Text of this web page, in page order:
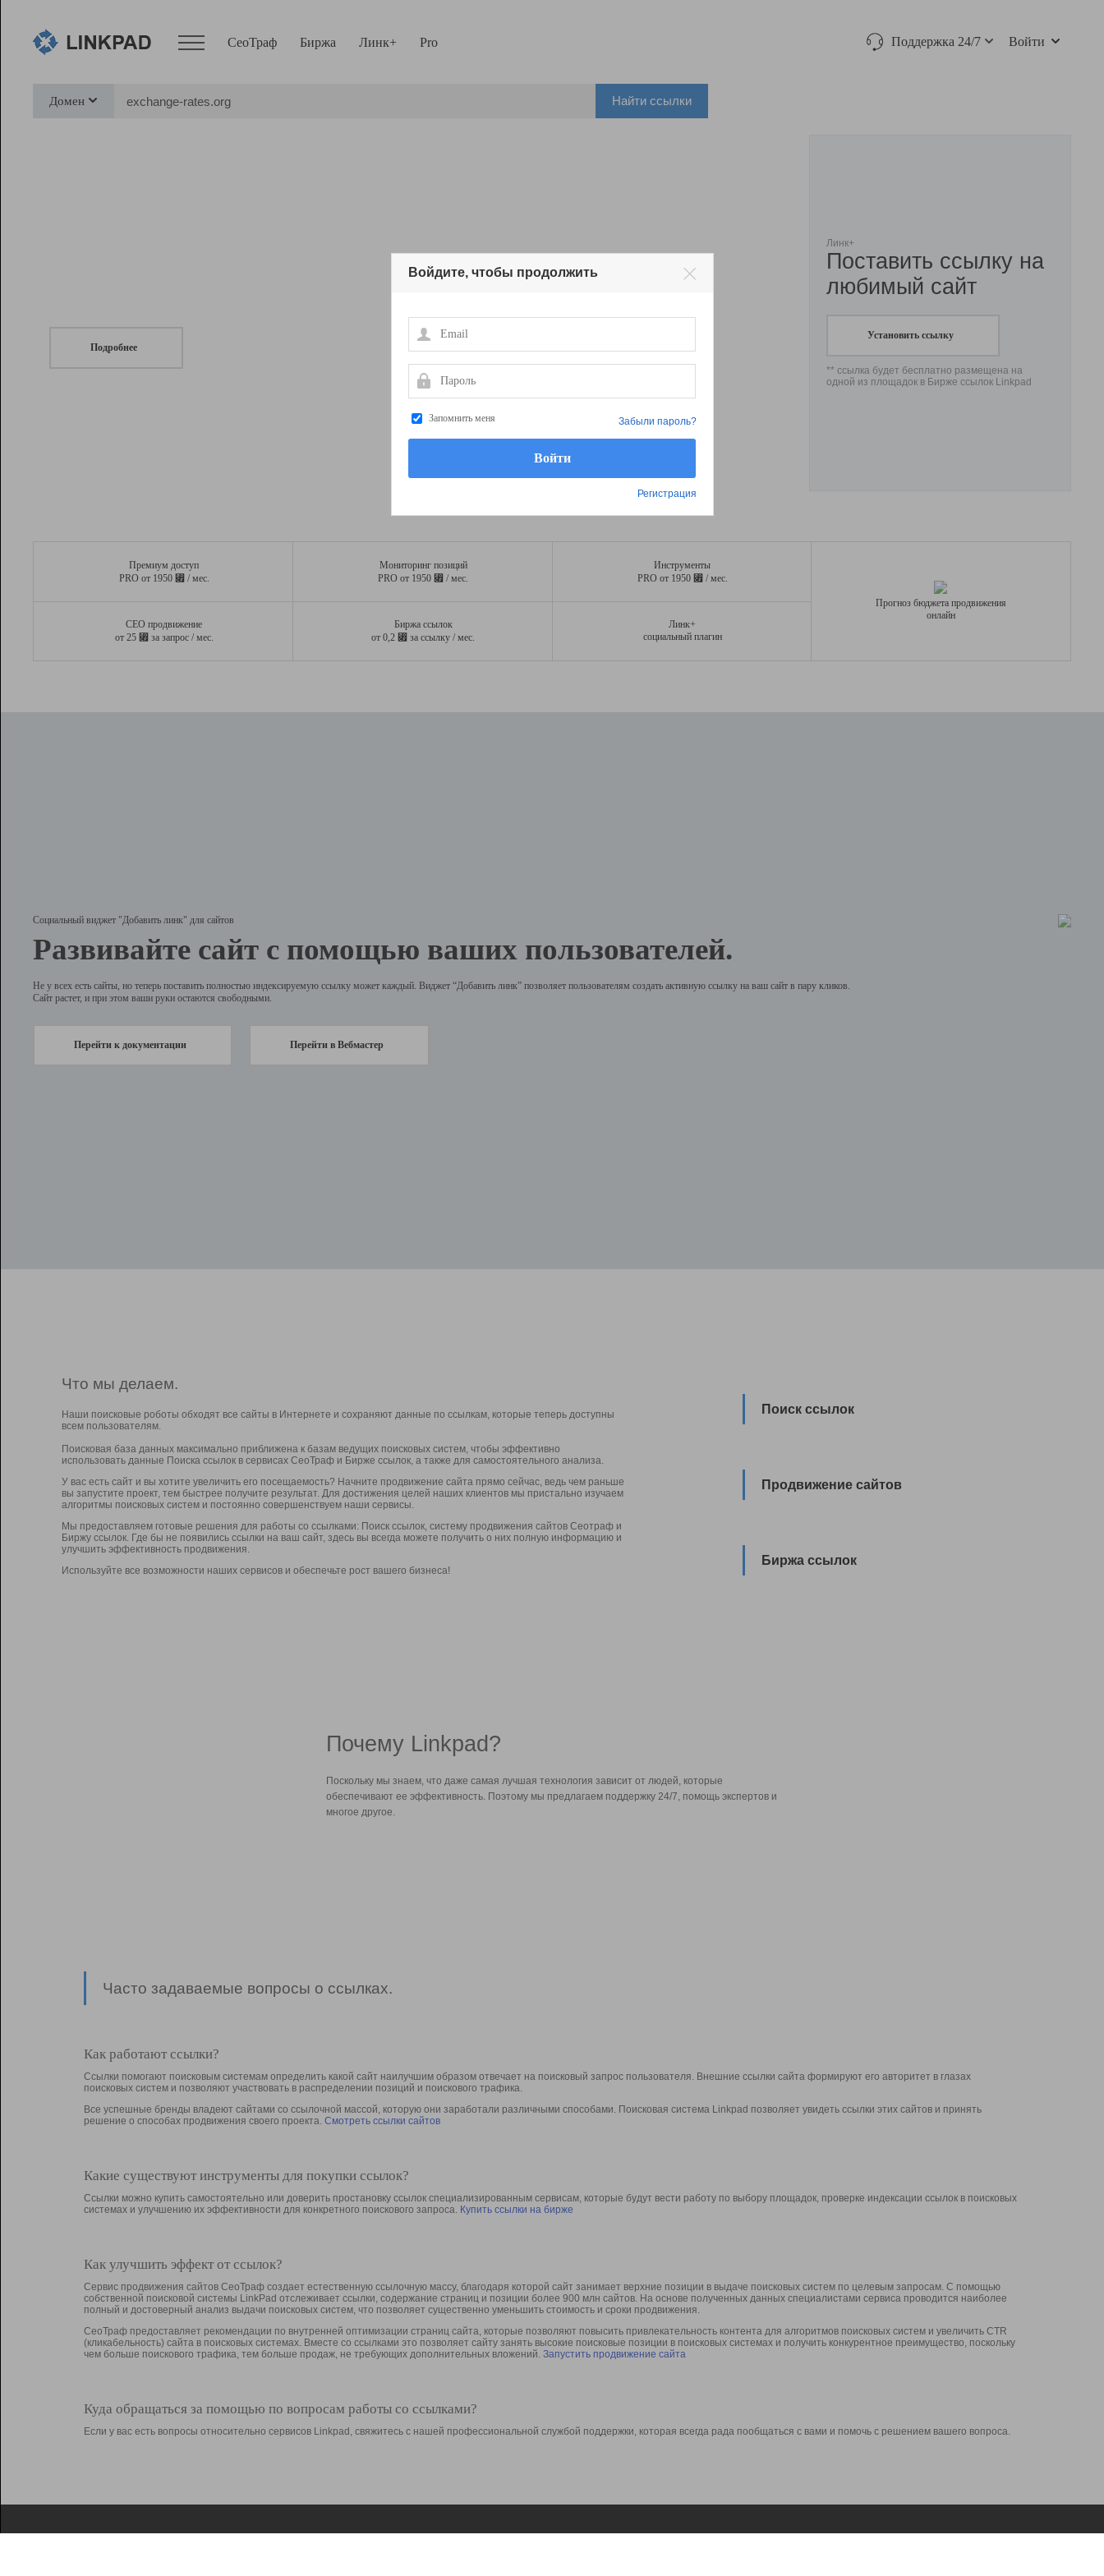
СеоТраф Биржа Линк+ Pro Поддержка 24/7 Войти
Домен Найти ссылки
Подробнее
Линк+
Поставить ссылку на
любимый сайт
Установить ссылку
** ссылка будет бесплатно размещена на
одной из площадок в Бирже ссылок Linkpad
Премиум доступ
PRO от 1950 ⃏ / мес.
Мониторинг позиций
PRO от 1950 ⃏ / мес.
Инструменты
PRO от 1950 ⃏ / мес.
СЕО продвижение
от 25 ⃏ за запрос / мес.
Биржа ссылок
от 0,2 ⃏ за ссылку / мес.
Линк+
социальный плагин
Прогноз бюджета продвижения
онлайн
Социальный виджет "Добавить линк" для сайтов
Развивайте сайт с помощью ваших пользователей.
Не у всех есть сайты, но теперь поставить полностью индексируемую ссылку может каждый. Виджет “Добавить линк” позволяет пользователям создать активную ссылку на ваш сайт в пару кликов.
Сайт растет, и при этом ваши руки остаются свободными.
Перейти к документации Перейти в Вебмастер
Что мы делаем.
Наши поисковые роботы обходят все сайты в Интернете и сохраняют данные по ссылкам, которые теперь доступны
всем пользователям.
Поисковая база данных максимально приближена к базам ведущих поисковых систем, чтобы эффективно
использовать данные Поиска ссылок в сервисах СеоТраф и Бирже ссылок, а также для самостоятельного анализа.
У вас есть сайт и вы хотите увеличить его посещаемость? Начните продвижение сайта прямо сейчас, ведь чем раньше
вы запустите проект, тем быстрее получите результат. Для достижения целей наших клиентов мы пристально изучаем
алгоритмы поисковых систем и постоянно совершенствуем наши сервисы.
Мы предоставляем готовые решения для работы со ссылками: Поиск ссылок, систему продвижения сайтов Сеотраф и
Биржу ссылок. Где бы не появились ссылки на ваш сайт, здесь вы всегда можете получить о них полную информацию и
улучшить эффективность продвижения.
Используйте все возможности наших сервисов и обеспечьте рост вашего бизнеса!
Поиск ссылок
Продвижение сайтов
Биржа ссылок
Почему Linkpad?
Поскольку мы знаем, что даже самая лучшая технология зависит от людей, которые
обеспечивают ее эффективность. Поэтому мы предлагаем поддержку 24/7, помощь экспертов и
многое другое.
Часто задаваемые вопросы о ссылках.
Как работают ссылки?
Ссылки помогают поисковым системам определить какой сайт наилучшим образом отвечает на поисковый запрос пользователя. Внешние ссылки сайта формируют его авторитет в глазах
поисковых систем и позволяют участвовать в раcпределении позиций и поискового трафика.
Все успешные бренды владеют сайтами со ссылочной массой, которую они заработали различными способами. Поисковая система Linkpad позволяет увидеть ссылки этих сайтов и принять
решение о способах продвижения своего проекта. Смотреть ссылки сайтов
Какие существуют инструменты для покупки ссылок?
Ссылки можно купить самостоятельно или доверить простановку ссылок специализированным сервисам, которые будут вести работу по выбору площадок, проверке индексации ссылок в поисковых
системах и улучшению их эффективности для конкретного поискового запроса. Купить ссылки на бирже
Как улучшить эффект от ссылок?
Сервис продвижения сайтов СеоТраф создает естественную ссылочную массу, благодаря которой сайт занимает верхние позиции в выдаче поисковых систем по целевым запросам. С помощью
собственной поисковой системы LinkPad отслеживает ссылки, содержание страниц и позиции более 900 млн сайтов. На основе полученных данных специалистами сервиса проводится наиболее
полный и достоверный анализ выдачи поисковых систем, что позволяет существенно уменьшить стоимость и сроки продвижения.
СеоТраф предоставляет рекомендации по внутренней оптимизации страниц сайта, которые позволяют повысить привлекательность контента для алгоритмов поисковых систем и увеличить CTR
(кликабельность) сайта в поисковых системах. Вместе со ссылками это позволяет сайту занять высокие поисковые позиции в поисковых системах и получить конкурентное преимущество, поскольку
чем больше поискового трафика, тем больше продаж, не требующих дополнительных вложений. Запустить продвижение сайта
Куда обращаться за помощью по вопросам работы со ссылками?
Если у вас есть вопросы относительно сервисов Linkpad, свяжитесь с нашей профессиональной службой поддержки, которая всегда рада пообщаться с вами и помочь с решением вашего вопроса.
Войдите, чтобы продолжить
Email
Пароль
Запомнить меня
Регистрация
Забыли пароль?